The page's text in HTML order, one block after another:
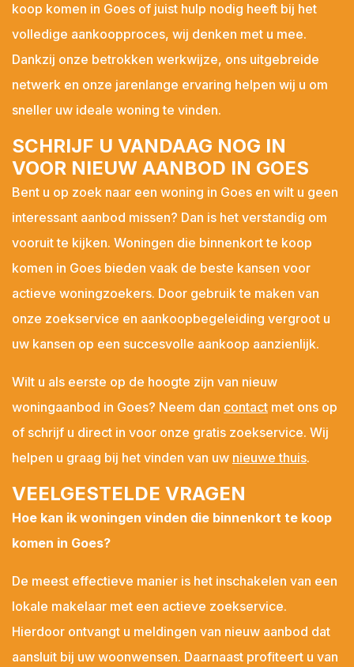
koop komen in Goes of juist hulp nodig heeft bij het
volledige aankoopproces, wij denken met u mee.
Dankzij onze betrokken werkwijze, ons uitgebreide
netwerk en onze jarenlange ervaring helpen wij u om
sneller uw ideale woning te vinden.
SCHRIJF U VANDAAG NOG IN
VOOR NIEUW AANBOD IN GOES
Bent u op zoek naar een woning in Goes en wilt u geen
interessant aanbod missen? Dan is het verstandig om
vooruit te kijken. Woningen die binnenkort te koop
komen in Goes bieden vaak de beste kansen voor
actieve woningzoekers. Door gebruik te maken van
onze zoekservice en aankoopbegeleiding vergroot u
uw kansen op een succesvolle aankoop aanzienlijk.
Wilt u als eerste op de hoogte zijn van nieuw
woningaanbod in Goes? Neem dan contact met ons op
of schrijf u direct in voor onze gratis zoekservice. Wij
helpen u graag bij het vinden van uw nieuwe thuis.
VEELGESTELDE VRAGEN
Hoe kan ik woningen vinden die binnenkort te koop
komen in Goes?
De meest effectieve manier is het inschakelen van een
lokale makelaar met een actieve zoekservice.
Hierdoor ontvangt u meldingen van nieuw aanbod dat
aansluit bij uw woonwensen. Daarnaast profiteert u van